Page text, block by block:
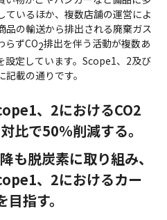
ているほか、複数店舗の運営によ
品の輸送から排出される廃棄ガス
らずCO2排出を伴う活動が複数あ
設定しています。Scope1、2及び
載の通りです。
、2におけるCO2
比で50％削減する。​​
も脱炭素に取り組み、
、2におけるカー
指す。​